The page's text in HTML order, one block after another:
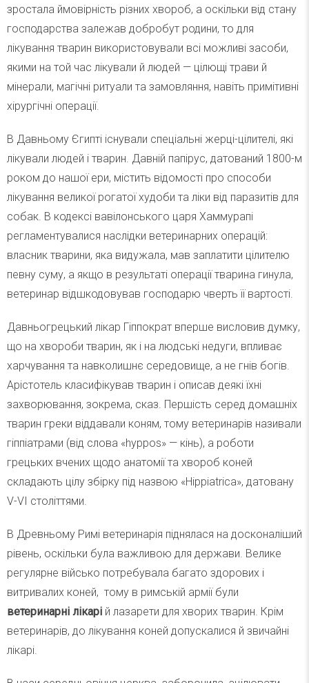
зростала ймовірність різних хвороб, а оскільки від стану
господарства залежав добробут родини, то для
лікування тварин використовували всі можливі засоби,
якими на той час лікували й людей — цілющі трави й
мінерали, магічні ритуали та замовляння, навіть примітивні
хірургічні операції.
В Давньому Єгипті існували спеціальні жерці-цілителі, які
лікували людей і тварин. Давній папірус, датований 1800-м
роком до нашої ери, містить відомості про способи
лікування великої рогатої худоби та ліки від паразитів для
собак. В кодексі вавілонського царя Хаммурапі
регламентувалися наслідки ветеринарних операцій:
власник тварини, яка видужала, мав заплатити цілителю
певну суму, а якщо в результаті операції тварина гинула,
ветеринар відшкодовував господарю чверть її вартості.
Давньогрецький лікар Гіппократ вперше висловив думку,
що на хвороби тварин, як і на людські недуги, впливає
харчування та навколишнє середовище, а не гнів богів.
Арістотель класифікував тварин і описав деякі їхні
захворювання, зокрема, сказ. Першість серед домашніх
тварин греки віддавали коням, тому ветеринарів називали
гіппіатрами (від слова «hyppos» — кінь), а роботи
грецьких вчених щодо анатомії та хвороб коней
складають цілу збірку під назвою «Hippiatrica», датовану
V-VI століттями.
В Древньому Римі ветеринарія піднялася на досконаліший
рівень, оскільки була важливою для держави. Велике
регулярне військо потребувала багато здорових і
витривалих коней, тому в римській армії були
ветеринарні лікарі й лазарети для хворих тварин. Крім
ветеринарів, до лікування коней допускалися й звичайні
лікарі.